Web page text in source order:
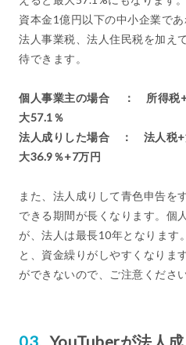
資本金1億円以下の中小企業で
法人事業税、法人住民税を加え
待できます。
個人事業主の場合 ： 所得税+
大57.1％
法人成りした場合 ： 法人税+
大36.9％+7万円
また、法人成りして青色申告を
できる期間が長くなります。個
が、法人は最長10年となります
と、資金繰りがしやすくなりま
ができないので、ご注意ください
YouTuberが法人